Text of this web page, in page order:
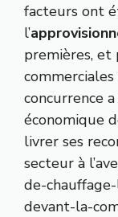
facteurs ont
l’
premières, et
concurrence
économique
livrer ses
secteur à
de-
devant-la-